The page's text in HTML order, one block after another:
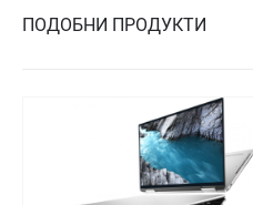
ПОДОБНИ ПРОДУКТИ